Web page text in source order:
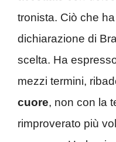
tronista. Ciò che
dichiarazione di
scelta. Ha
mezzi termini,
cuore, non con la
rimproverato più